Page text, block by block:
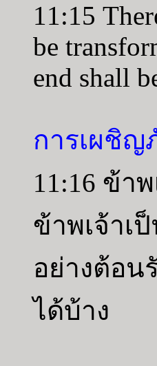
11:15
be
end shall
การเผชิญ
11:16 ข้า
ข้าพเจ้าเ
อย่างต้อน
ได้บ้าง